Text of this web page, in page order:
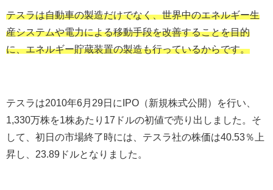
テスラは自動車の製造だけでなく、世界中のエネルギー生
産システムや電力による移動手段を改善することを目的
に、エネルギー貯蔵装置の製造も行っているからです。
テスラは2010年6 月 29日に IPO （新規株式公開）を行い、
1,330万株を1 株あたり 17 ドルの初値で売り出しました。そ
して、初日の市場終了時には、テスラ社の株価は40.53％上
昇し、 23.89 ドルとなりました。